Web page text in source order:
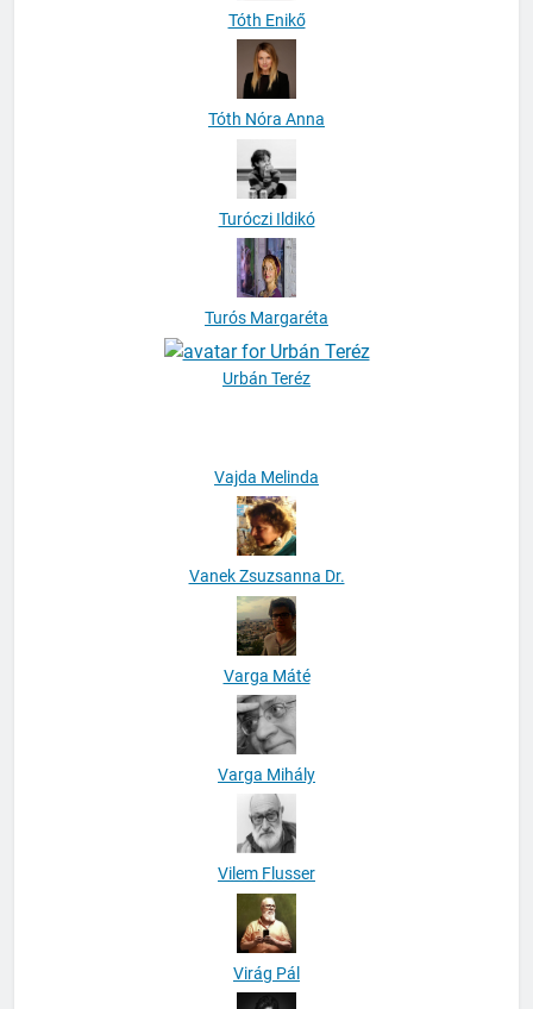
Tóth Nóra Anna
Turóczi Ildikó
Turós Margaréta
Vanek Zsuzsanna Dr.
Varga Máté
Varga Mihály
Vilem Flusser
Virág Pál
William Stanbury